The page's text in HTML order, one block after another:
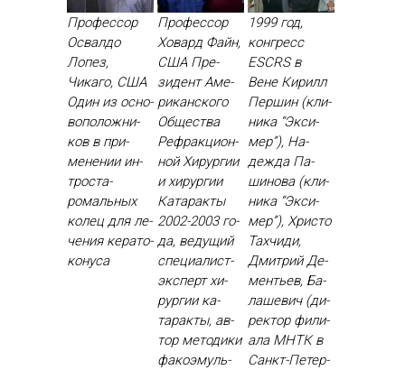
Профессор
Освалдо
Лопез,
Чикаго, США
Один из ос­но­
вопо­лож­ни­
ков в при­
мене­нии ин­
трос­та­
ромаль­ных
ко­лец для ле­
чения ке­рато­
кону­са
Профессор
Ховард Файн,
США Пре­
зидент Аме­
рикан­ско­го
Об­щес­тва
Реф­ракци­он­
ной Хи­рур­гии
и хи­рур­гии
Ка­тарак­ты
2002-2003 го­
да, ве­дущий
спе­ци­алист-
эк­сперт хи­
рур­гии ка­
тарак­ты, ав­
тор ме­тоди­ки
фа­ко­эмуль­
1999 год,
конгресс
ESCRS в
Вене Ки­рилл
Пер­шин (кли­
ника “Эк­си­
мер”), На­
деж­да Па­
шино­ва (кли­
ника “Эк­си­
мер”), Хрис­то
Тах­чи­ди,
Дмит­рий Де­
менть­ев, Ба­
лаше­вич (ди­
рек­тор фи­ли­
ала МНТК в
Санкт-Пе­тер­